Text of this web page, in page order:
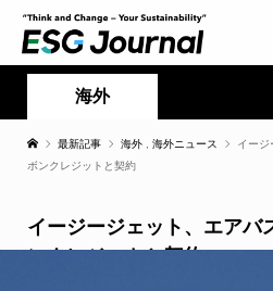
海外
最新記事 海外 海外ニュース
イージ
ボンクレジットと契約
イージージェット、エアバ
ンクレジットと契約